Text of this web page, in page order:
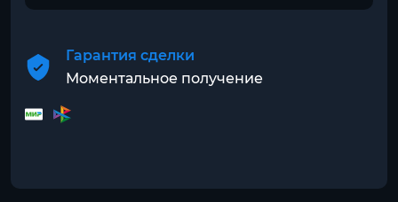
Гарантия сделки
Моментальное получение